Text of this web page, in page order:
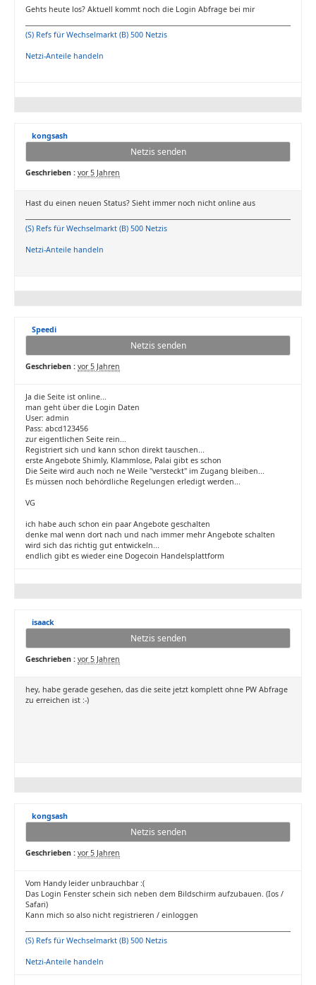
Gehts heute los? Aktuell kommt noch die Login Abfrage bei mir
(S) Refs für Wechselmarkt (B) 500 Netzis
Netzi-Anteile handeln
kongsash
Netzis senden
Geschrieben : vor 5 Jahren
Hast du einen neuen Status? Sieht immer noch nicht online aus
(S) Refs für Wechselmarkt (B) 500 Netzis
Netzi-Anteile handeln
Speedi
Netzis senden
Geschrieben : vor 5 Jahren
Ja die Seite ist online...
man geht über die Login Daten
User: admin
Pass: abcd123456
zur eigentlichen Seite rein...
Registriert sich und kann schon direkt tauschen...
erste Angebote Shimly, Klammlose, Palai gibt es schon
Die Seite wird auch noch ne Weile "versteckt" im Zugang bleiben...
Es müssen noch behördliche Regelungen erledigt werden...
VG
ich habe auch schon ein paar Angebote geschalten
denke mal wenn dort nach und nach immer mehr Angebote schalten
wird sich das richtig gut entwickeln...
endlich gibt es wieder eine Dogecoin Handelsplattform
isaack
Netzis senden
Geschrieben : vor 5 Jahren
hey, habe gerade gesehen, das die seite jetzt komplett ohne PW Abfrage
zu erreichen ist :-)
kongsash
Netzis senden
Geschrieben : vor 5 Jahren
Vom Handy leider unbrauchbar :(
Das Login Fenster schein sich neben dem Bildschirm aufzubauen. (Ios /
Safari)
Kann mich so also nicht registrieren / einloggen
(S) Refs für Wechselmarkt (B) 500 Netzis
Netzi-Anteile handeln